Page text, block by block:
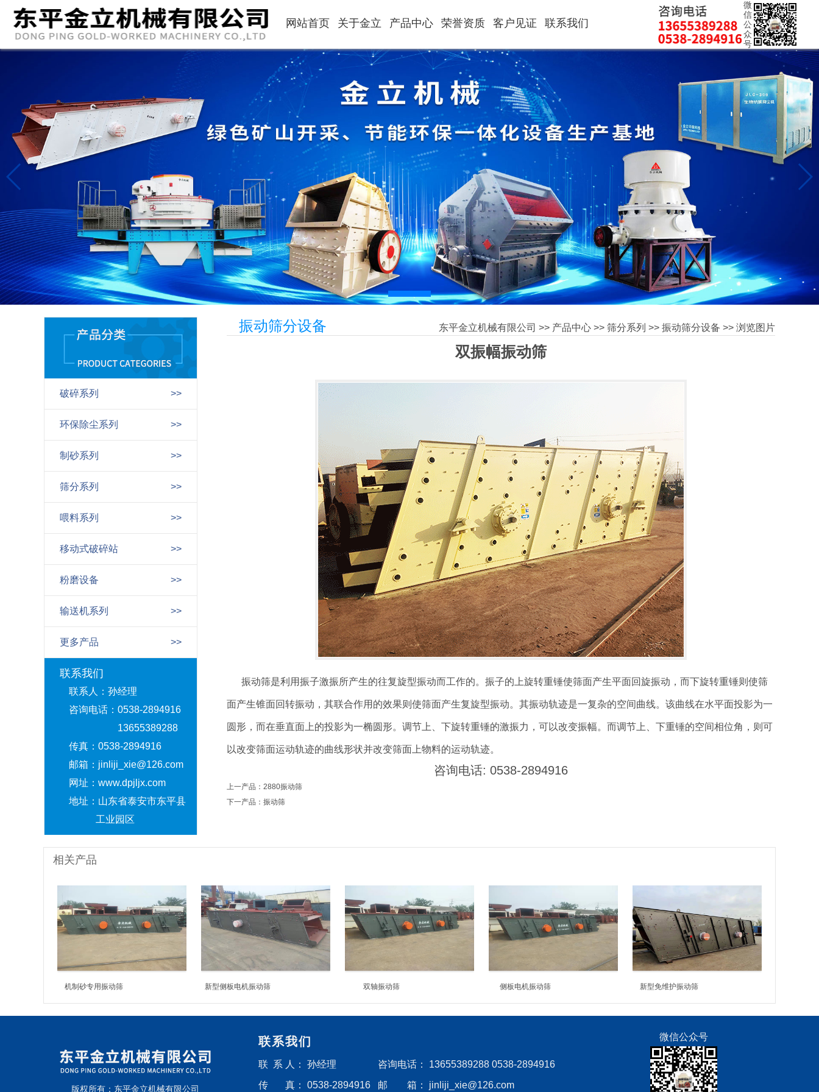
网站首页 关于金立 产品中心 荣誉资质 客户见证 联系我们
微
信
公
众
号
破碎系列 >>
环保除尘系列 >>
制砂系列 >>
筛分系列 >>
喂料系列 >>
移动式破碎站 >>
粉磨设备 >>
输送机系列 >>
更多产品 >>
联系我们
联系人：孙经理
咨询电话：0538-2894916
13655389288
传真：0538-2894916
邮箱：jinliji_xie@126.com
网址：www.dpjljx.com
地址：山东省泰安市东平县
工业园区
振动筛分设备 东平金立机械有限公司 >> 产品中心 >> 筛分系列 >> 振动筛分设备 >> 浏览图片
双振幅振动筛
振动筛是利用振子激振所产生的往复旋型振动而工作的。振子的上旋转重锤使筛面产生平面回旋振动，而下旋转重锤则使筛
面产生锥面回转振动，其联合作用的效果则使筛面产生复旋型振动。其振动轨迹是一复杂的空间曲线。该曲线在水平面投影为一
圆形，而在垂直面上的投影为一椭圆形。调节上、下旋转重锤的激振力，可以改变振幅。而调节上、下重锤的空间相位角，则可
以改变筛面运动轨迹的曲线形状并改变筛面上物料的运动轨迹。
咨询电话: 0538-2894916
上一产品： 2880振动筛
下一产品： 振动筛
相关产品
机制砂专用振动筛 新型侧板电机振动筛 双轴振动筛 侧板电机振动筛 新型免维护振动筛
版权所有：东平金立机械有限公司
联系我们
联 系 人： 孙经理 咨询电话：
13655389288 0538-2894916
传 真：
0538-2894916 邮 箱： jinliji_xie@126.com
微信公众号